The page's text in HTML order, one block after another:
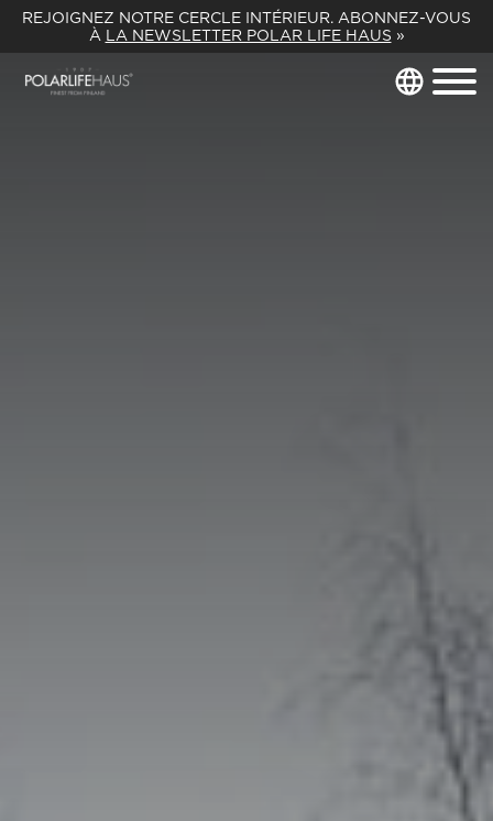
REJOIGNEZ NOTRE CERCLE INTÉRIEUR. ABONNEZ-VOUS
À LA NEWSLETTER POLAR LIFE HAUS »